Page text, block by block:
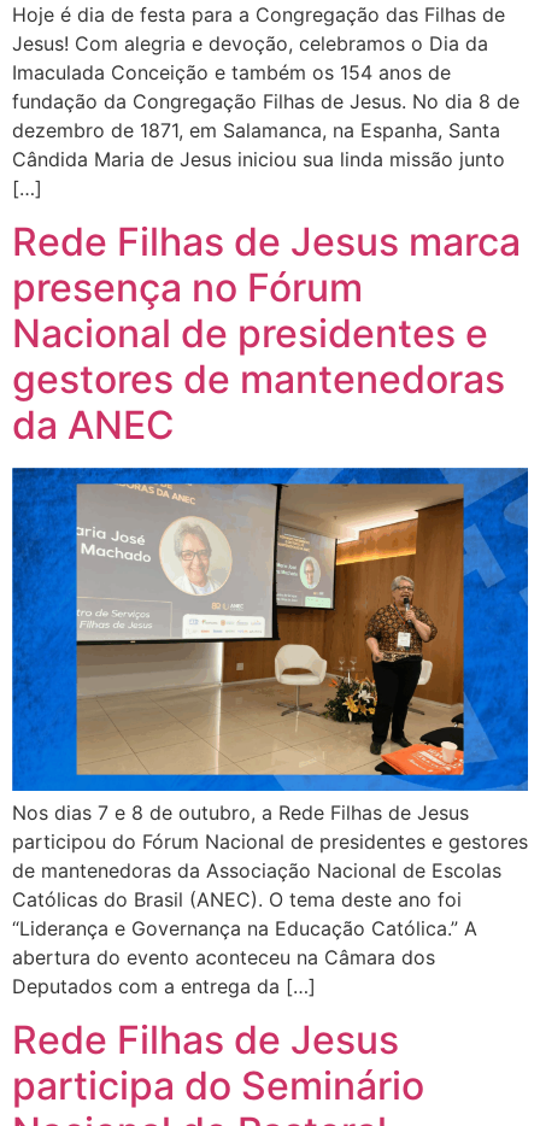
Hoje é dia de festa para a Congregação das Filhas de
Jesus! Com alegria e devoção, celebramos o Dia da
Imaculada Conceição e também os 154 anos de
fundação da Congregação Filhas de Jesus. No dia 8 de
dezembro de 1871, em Salamanca, na Espanha, Santa
Cândida Maria de Jesus iniciou sua linda missão junto
[…]
Rede Filhas de Jesus marca
presença no Fórum
Nacional de presidentes e
gestores de mantenedoras
da ANEC
Nos dias 7 e 8 de outubro, a Rede Filhas de Jesus
participou do Fórum Nacional de presidentes e gestores
de mantenedoras da Associação Nacional de Escolas
Católicas do Brasil (ANEC). O tema deste ano foi
“Liderança e Governança na Educação Católica.” A
abertura do evento aconteceu na Câmara dos
Deputados com a entrega da […]
Rede Filhas de Jesus
participa do Seminário